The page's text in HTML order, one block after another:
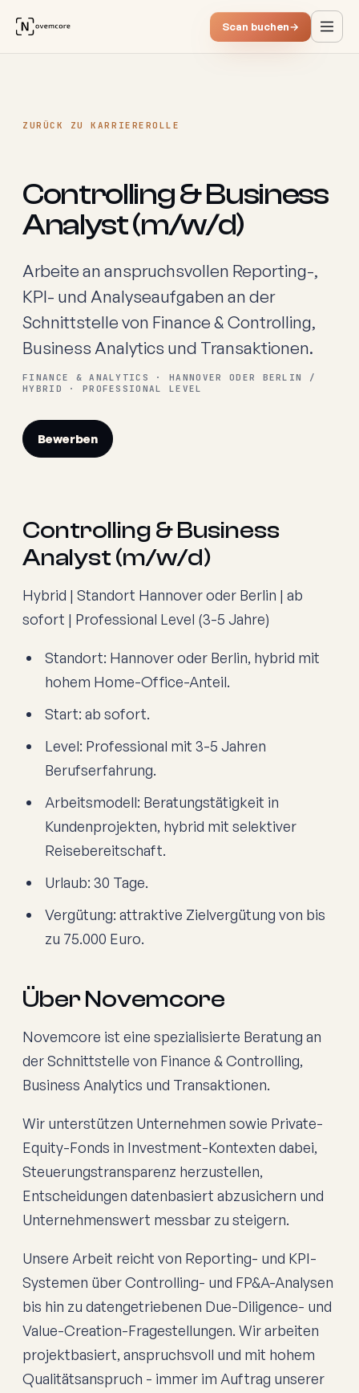
Scan buchen→
ZURÜCK ZU KARRIERE ROLLE
Controlling & Business
Analyst (m/w/d)
Arbeite an anspruchsvollen Reporting-,
KPI- und Analyseaufgaben an der
Schnittstelle von Finance & Controlling,
Business Analytics und Transaktionen.
FINANCE & ANALYTICS · HANNOVER ODER BERLIN /
HYBRID · PROFESSIONAL LEVEL
Bewerben
Controlling & Business
Analyst (m/w/d)
Hybrid | Standort Hannover oder Berlin | ab
sofort | Professional Level (3-5 Jahre)
Standort: Hannover oder Berlin, hybrid mit
hohem Home-Office-Anteil.
Start: ab sofort.
Level: Professional mit 3-5 Jahren
Berufserfahrung.
Arbeitsmodell: Beratungstätigkeit in
Kundenprojekten, hybrid mit selektiver
Reisebereitschaft.
Urlaub: 30 Tage.
Vergütung: attraktive Zielvergütung von bis
zu 75.000 Euro.
Über Novemcore
Novemcore ist eine spezialisierte Beratung an
der Schnittstelle von Finance & Controlling,
Business Analytics und Transaktionen.
Wir unterstützen Unternehmen sowie Private-
Equity-Fonds in Investment-Kontexten dabei,
Steuerungstransparenz herzustellen,
Entscheidungen datenbasiert abzusichern und
Unternehmenswert messbar zu steigern.
Unsere Arbeit reicht von Reporting- und KPI-
Systemen über Controlling- und FP&A-Analysen
bis hin zu datengetriebenen Due-Diligence- und
Value-Creation-Fragestellungen. Wir arbeiten
projektbasiert, anspruchsvoll und mit hohem
Qualitätsanspruch - immer im Auftrag unserer